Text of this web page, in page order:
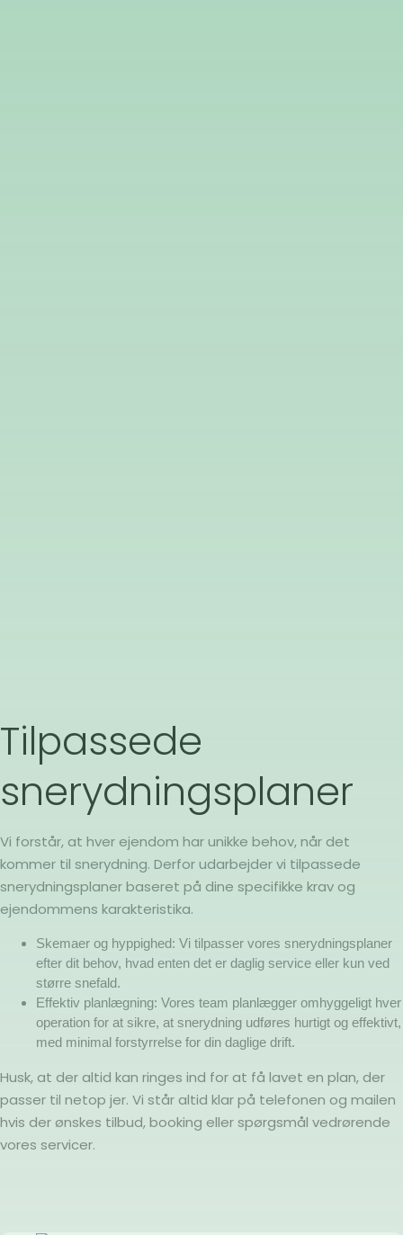
Tilpassede
snerydningsplaner
Vi forstår, at hver ejendom har unikke behov, når det
kommer til snerydning. Derfor udarbejder vi tilpassede
snerydningsplaner baseret på dine specifikke krav og
ejendommens karakteristika.
Skemaer og hyppighed: Vi tilpasser vores snerydningsplaner
efter dit behov, hvad enten det er daglig service eller kun ved
større snefald.
Effektiv planlægning: Vores team planlægger omhyggeligt hver
operation for at sikre, at snerydning udføres hurtigt og effektivt,
med minimal forstyrrelse for din daglige drift.
Husk, at der altid kan ringes ind for at få lavet en plan, der
passer til netop jer. Vi står altid klar på telefonen og mailen
hvis der ønskes tilbud, booking eller spørgsmål vedrørende
vores servicer.